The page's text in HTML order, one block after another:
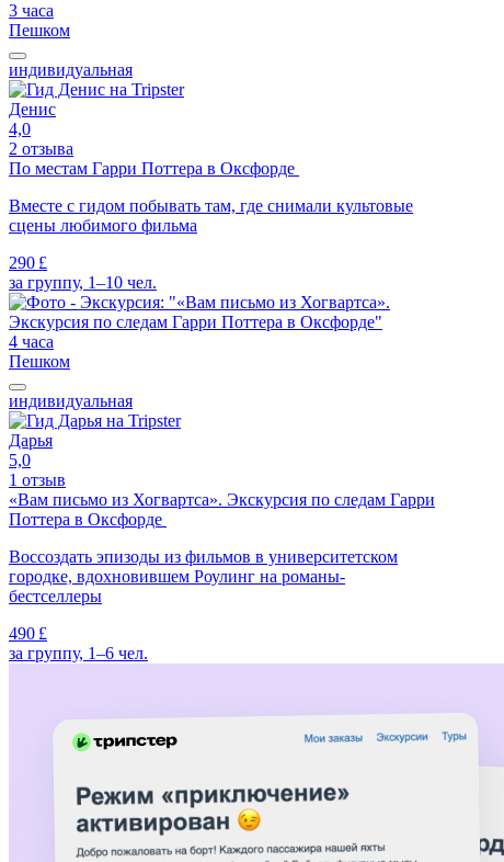
3 часа
Пешком
индивидуальная
Денис
4,0
2 отзыва
По местам Гарри Поттера в Оксфорде
Вместе с гидом побывать там, где снимали культовые
сцены любимого фильма
290 £
за группу, 1–10 чел.
4 часа
Пешком
индивидуальная
Дарья
5,0
1 отзыв
«Вам письмо из Хогвартса». Экскурсия по следам Гарри
Поттера в Оксфорде
Воссоздать эпизоды из фильмов в университетском
городке, вдохновившем Роулинг на романы-
бестселлеры
490 £
за группу, 1–6 чел.